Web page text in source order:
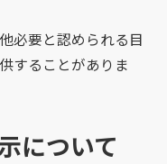
必要と認められる目
することがありま
について